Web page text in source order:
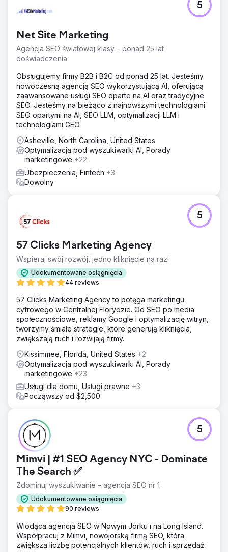
Net Site Marketing
Agencja SEO światowej klasy – ponad 25 lat
doświadczenia
5
Obsługujemy firmy B2B i B2C od ponad 25 lat. Jesteśmy
nowoczesną agencją SEO wykorzystującą AI, oferującą
zaawansowane usługi SEO oparte na AI oraz tradycyjne
SEO. Jesteśmy na bieżąco z najnowszymi technologiami
SEO opartymi na AI, SEO LLM, optymalizacji LLM i
technologiami GEO.
Asheville, North Carolina, United States
Optymalizacja pod wyszukiwarki AI, Porady
marketingowe +22
Ubezpieczenia, Fintech +3
Dowolny
57 Clicks Marketing Agency
Wspieraj swój rozwój, jedno kliknięcie na raz!
Udokumentowane osiągnięcia
44 reviews
5
57 Clicks Marketing Agency to potęga marketingu
cyfrowego w Centralnej Florydzie. Od SEO po media
społecznościowe, reklamy Google i optymalizację witryn,
tworzymy śmiałe strategie, które generują kliknięcia,
zwiększają ruch i rozwijają firmy.
Kissimmee, Florida, United States +2
Optymalizacja pod wyszukiwarki AI, Porady
marketingowe +23
Usługi dla domu, Usługi prawne +3
Począwszy od $2,500
Mimvi | #1 SEO Agency NYC - Dominate
The Search ✅
Zdominuj wyszukiwanie – agencja SEO nr 1
Udokumentowane osiągnięcia
90 reviews
5
Wiodąca agencja SEO w Nowym Jorku i na Long Island.
Współpracuj z Mimvi, nowojorską firmą SEO, która
zwiększa liczbę potencjalnych klientów, ruch i sprzedaż